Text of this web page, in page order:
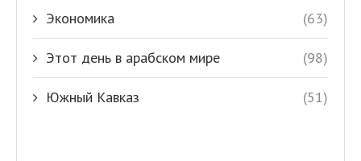
Экономика (63)
Этот день в арабском мире (98)
Южный Кавказ (51)